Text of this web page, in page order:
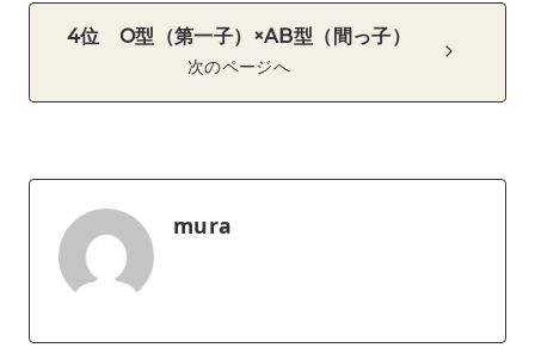
4位 O型（第一子）×AB型（間っ子）
次のページへ
mura